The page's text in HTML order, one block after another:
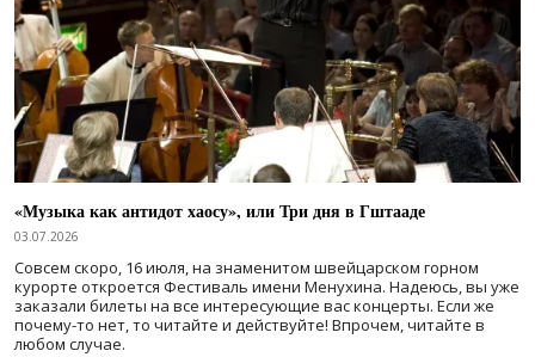
«Музыка как антидот хаосу», или Три дня в Гштааде
03.07.2026
Совсем скоро, 16 июля, на знаменитом швейцарском горном
курорте откроется Фестиваль имени Менухина. Надеюсь, вы уже
заказали билеты на все интересующие вас концерты. Если же
почему-то нет, то читайте и действуйте! Впрочем, читайте в
любом случае.